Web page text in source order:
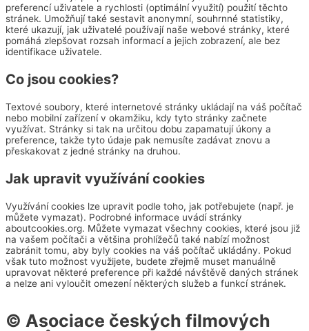
preferencí uživatele a rychlosti (optimální využití) použití těchto
stránek. Umožňují také sestavit anonymní, souhrnné statistiky,
které ukazují, jak uživatelé používají naše webové stránky, které
pomáhá zlepšovat rozsah informací a jejich zobrazení, ale bez
identifikace uživatele.
Co jsou cookies?
Textové soubory, které internetové stránky ukládají na váš počítač
nebo mobilní zařízení v okamžiku, kdy tyto stránky začnete
využívat. Stránky si tak na určitou dobu zapamatují úkony a
preference, takže tyto údaje pak nemusíte zadávat znovu a
přeskakovat z jedné stránky na druhou.
Jak upravit využívání cookies
Využívání cookies lze upravit podle toho, jak potřebujete (např. je
můžete vymazat). Podrobné informace uvádí stránky
aboutcookies.org. Můžete vymazat všechny cookies, které jsou již
na vašem počítači a většina prohlížečů také nabízí možnost
zabránit tomu, aby byly cookies na váš počítač ukládány. Pokud
však tuto možnost využijete, budete zřejmě muset manuálně
upravovat některé preference při každé návštěvě daných stránek
a nelze ani vyloučit omezení některých služeb a funkcí stránek.
© Asociace českých filmových